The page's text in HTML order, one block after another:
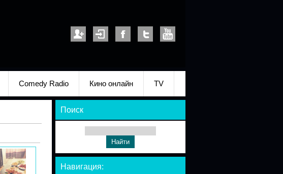
Comedy Radio Кино онлайн TV
Поиск
Навигация: